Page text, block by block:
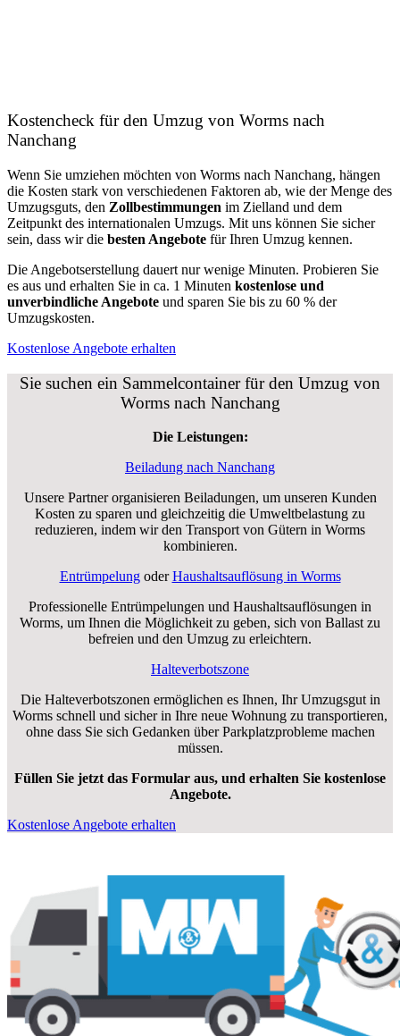
Unsere Partner organisieren Beiladungen, um unseren Kunden
Kosten zu sparen und gleichzeitig die Umweltbelastung zu
reduzieren, indem wir den Transport von Gütern in Worms
kombinieren.
EntrümpelungoderHaushaltsauflösung in Worms
Professionelle Entrümpelungen und Haushaltsauflösungen in
befreien und den Umzug zu erleichtern.
Halteverbotszone
Worms schnell und sicher in Ihre neue Wohnung zu transportieren,
müssen.
Füllen Sie jetzt das Formular aus, und erhalten Sie kostenlose
Angebote.
Kostenlose Angebote erhalten
Entspannt und stressfrei umziehen
Kostenlose Angebote erhalten
Professioneller Umzugsservice von Worms nach
Wir unterstützen Sie gerne bei diesen Entscheidungen und
versuchen, dass der Umzug von Worms nach Nanchang stressfrei
und problemlos für Sie verläuft. Unser
Netzwerk
arbeitet
professionell und fair
, um Ihnen einenstressfreien und problemlosen
Umzugin Nanchang zu ermöglichen. Um persönliche Angebote zu
erhalten, füllen Sie einfach unser
unkompliziertes Online-
Formular aus
und erhalten innerhalb von ca. 1 Minuten kostenlose
und unverbindliche Angebote. Wir halten unsere Versprechen.
Faire und flexible Preise